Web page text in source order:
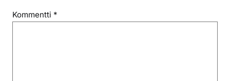
Kommentti *